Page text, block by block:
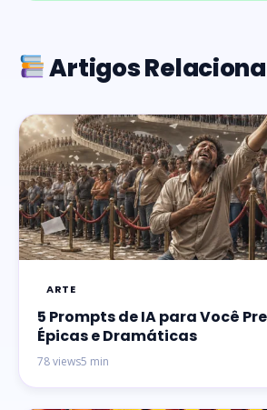
Artigos
ARTE
5 Prompts de IA para Você
Épicas e Dramáticas
78 views5 min